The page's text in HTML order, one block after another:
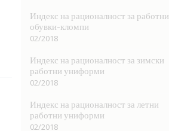
Индекс на рационалност за работни
обувки-кломпи
02/2018
Индекс на рационалност за зимски
работни униформи
02/2018
Индекс на рационалност за летни
работни униформи
02/2018